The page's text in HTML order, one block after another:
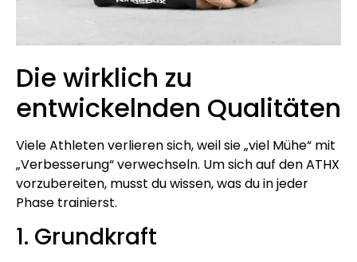
Die wirklich zu
entwickelnden Qualitäten
Viele Athleten verlieren sich, weil sie „viel Mühe“ mit
„Verbesserung“ verwechseln. Um sich auf den ATHX
vorzubereiten, musst du wissen, was du in jeder
Phase trainierst.
1. Grundkraft